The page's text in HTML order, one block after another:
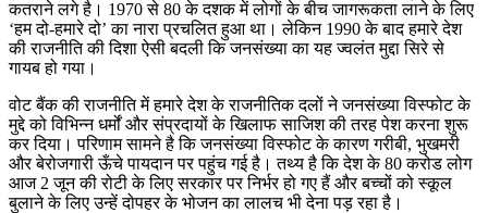
कतराने लगे है। 1970 से 80 के दशक में लोगों के बीच जागरूकता लाने के लिए
‘हम दो-हमारे दो’ का नारा प्रचलित हुआ था। लेकिन 1990 के बाद हमारे देश
की राजनीति की दिशा ऐसी बदली कि जनसंख्या का यह ज्वलंत मुद्दा सिरे से
गायब हो गया।
वोट बैंक की राजनीति में हमारे देश के राजनीतिक दलों ने जनसंख्या विस्फोट के
मुद्दे को विभिन्न धर्मों और संप्रदायों के खिलाफ साजिश की तरह पेश करना शुरू
कर दिया। परिणाम सामने है कि जनसंख्या विस्फोट के कारण गरीबी, भुखमरी
और बेरोजगारी ऊँचे पायदान पर पहुंच गई है। तथ्य है कि देश के 80 करोड लोग
आज 2 जून की रोटी के लिए सरकार पर निर्भर हो गए हैं और बच्चों को स्कूल
बुलाने के लिए उन्हें दोपहर के भोजन का लालच भी देना पड़ रहा है।